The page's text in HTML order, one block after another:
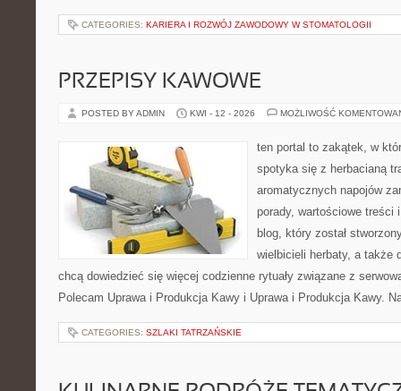
CATEGORIES: KARIERA I ROZWÓJ ZAWODOWY W STOMATOLOGII
PRZEPISY KAWOWE
POSTED BY ADMIN KWI - 12 - 2026 MOŻLIWOŚĆ
ten portal to zakątek, w
spotyka się z herbacianą
aromatycznych napojów
porady, wartościowe treści
blog, który został
wielbicieli herbaty, a także
chcą dowiedzieć się więcej codzienne rytuały związane z
Polecam Uprawa i Produkcja Kawy i Uprawa i Produkcja Kawy.
CATEGORIES: SZLAKI TATRZAŃSKIE